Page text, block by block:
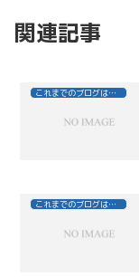
関連記事
これまでのブログはこちら
これまでのブログはこちら